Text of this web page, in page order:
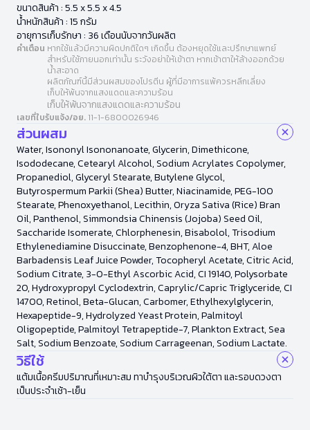
ขนาดสินค้า : 5.5 x 5.5 x 4.5
น้ำหนักสินค้า : 15 กรัม
อายุการเก็บรักษา : 36 เดือนนับจากวันผลิต
คำเตือน หากใช้แล้วมีความผิดปกติใดๆ เกิดขึ้น ต้องหยุดใช้และปรึกษาแพทย์
สำหรับใช้ภายนอกเท่านั้น ระวังอย่าให้เข้าตา หากเข้าตาให้ล้างออกด้วย
น้ำสะอาด
ผลิตภัณฑ์นี้มีส่วนผสมของโปรตีน ผู้ที่มีอาการแพ้ควรหลีกเลี่ยง
เก็บให้พ้นจากแสงแดดและความร้อน
เก็บให้พ้นจากแสงแดดและความร้อน
เลขที่ใบรับแจ้ง/อย. 11-1-6800026946
ส่วนผสม
Water, Isononyl Isononanoate, Glycerin, Dimethicone,
Isododecane, Cetearyl Alcohol, Sodium Acrylates Copolymer,
Propanediol, Glyceryl Stearate, Butylene Glycol,
Butyrospermum Parkii (Shea) Butter, Niacinamide, PEG-100
Stearate, Phenoxyethanol, Lecithin, Oryza Sativa (Rice) Bran
Oil, Panthenol, Simmondsia Chinensis (Jojoba) Seed Oil,
Saccharide Isomerate, Chlorphenesin, Bisabolol, Trisodium
Ethylenediamine Disuccinate, Benzophenone-4, BHT, Aloe
Barbadensis Leaf Juice Powder, Tocopheryl Acetate, Citric Acid,
Sodium Citrate, 3-O-Ethyl Ascorbic Acid, CI 19140, Polysorbate
20, Hydroxypropyl Cyclodextrin, Caprylic/Capric Triglyceride, CI
14700, Retinol, Beta-Glucan, Carbomer, Ethylhexylglycerin,
Hexapeptide-9, Hydrolyzed Yeast Protein, Palmitoyl
Oligopeptide, Palmitoyl Tetrapeptide-7, Plankton Extract, Sea
Salt, Sodium Benzoate, Sodium Carrageenan, Sodium Lactate.
วิธีใช้
แต้มเนื้อครีมปริมาณที่เหมาะสม ทาบำรุงบริเวณผิวใต้ตา และรอบดวงตา
เป็นประจำเช้า-เย็น